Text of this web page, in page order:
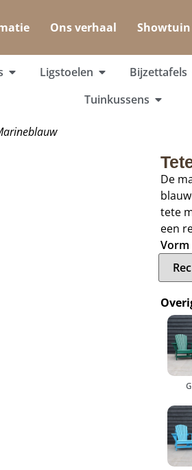
Ons verhaal Showtuin
Ligstoelen Bijzettafels
Tuinkussens
De
tete
een
Vorm